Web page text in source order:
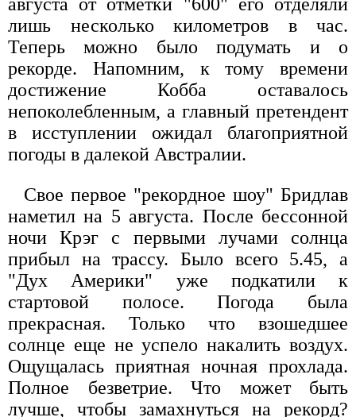
лишь несколько километров в час.
Теперь можно было подумать и о
рекорде. Напомним, к тому времени
достижение Кобба оставалось
непоколебленным, а главный претендент
в исступлении ожидал благоприятной
погоды в далекой Австралии.
Свое первое "рекордное шоу" Бридлав
наметил на 5 августа. После бессонной
ночи Крэг с первыми лучами солнца
прибыл на трассу. Было всего 5.45, а
"Дух Америки" уже подкатили к
стартовой полосе. Погода была
прекрасная. Только что взошедшее
солнце еще не успело накалить воздух.
Ощущалась приятная ночная прохлада.
Полное безветрие. Что может быть
лучше, чтобы замахнуться на рекорд?